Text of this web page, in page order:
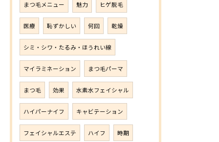
まつ毛メニュー 魅力 ヒゲ脱毛
医療 恥ずかしい 何回 乾燥
シミ・シワ・たるみ・ほうれい線
マイラミネーション まつ毛パーマ
まつ毛 効果 水素水フェイシャル
ハイパーナイフ キャビテーション
フェイシャルエステ ハイフ 時期